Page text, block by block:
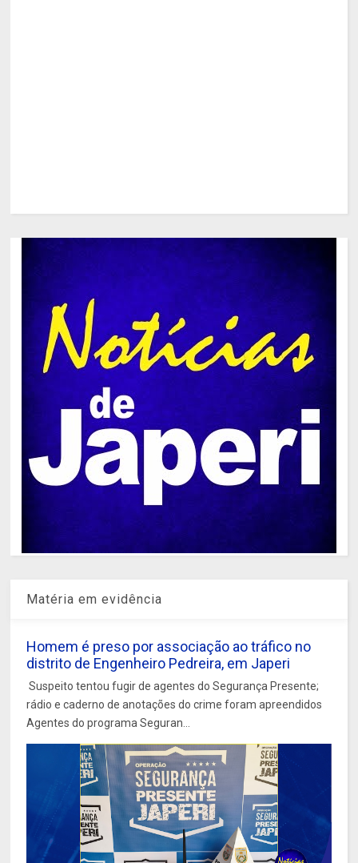
Matéria em evidência
Homem é preso por associação ao tráfico no
distrito de Engenheiro Pedreira, em Japeri
Suspeito tentou fugir de agentes do Segurança Presente;
rádio e caderno de anotações do crime foram apreendidos
Agentes do programa Seguran...